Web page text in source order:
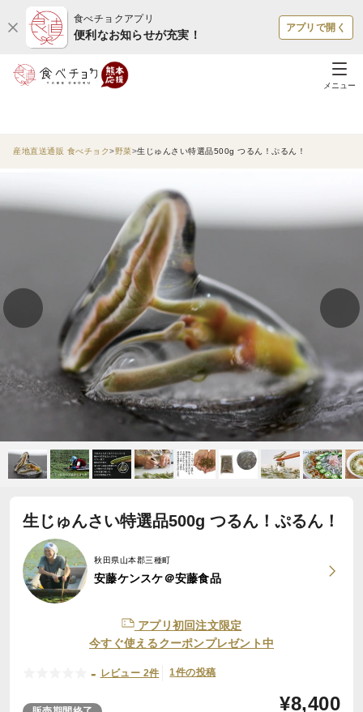
食べチョクアプリ
便利なお知らせが充実！
アプリで開く
メニュー
産地直送通販 食べチョク 野菜 生じゅんさい特選品500g つるん！ぷるん！
生じゅんさい特選品500g つるん！ぷるん！
秋田県山本郡三種町
安藤ケンスケ＠安藤食品
アプリ初回注文限定
今すぐ使えるクーポンプレゼント中
- レビュー 2件 1件の投稿
¥8,400